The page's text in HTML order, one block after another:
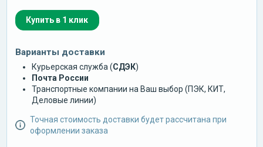
Купить в 1 клик
Варианты доставки
Курьерская служба (СДЭК)
Почта России
Транспортные компании на Ваш выбор (ПЭК, КИТ,
Деловые линии)
Точная стоимость доставки будет рассчитана при
оформлении заказа